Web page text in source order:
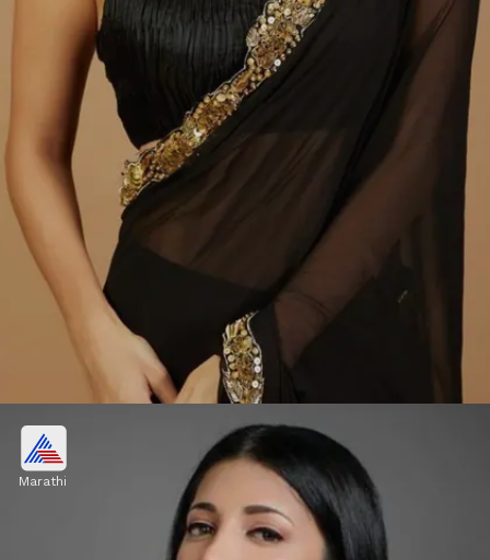
गोल्डन इअररिंग्स डिझाइन
कियारा अडवाणीने गोल्डन बॉर्डर असलेल्या साडीला मॅचिंग लुक
देण्यासाठी गोल्डन झुमके घातले आहेत. बाजारात तुम्हाला हे 300-
600 रुपयांपर्यंत मिळतील.
Marathi